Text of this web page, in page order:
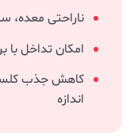
ناراحتی
امکان تداخل با
کاهش جذب
اندازه